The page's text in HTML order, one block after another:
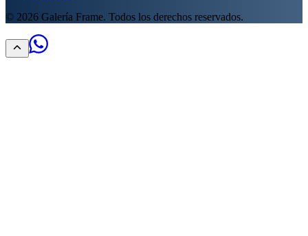
© 2026 Galería Frame. Todos los derechos reservados.